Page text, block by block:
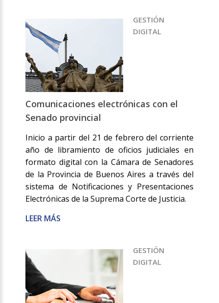
GESTIÓN
DIGITAL
Comunicaciones electrónicas con el
Senado provincial
Inicio a partir del 21 de febrero del corriente
año de libramiento de oficios judiciales en
formato digital con la Cámara de Senadores
de la Provincia de Buenos Aires a través del
sistema de Notificaciones y Presentaciones
Electrónicas de la Suprema Corte de Justicia.
LEER MÁS
GESTIÓN
DIGITAL